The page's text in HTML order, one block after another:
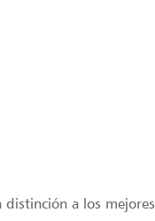
a los mejores